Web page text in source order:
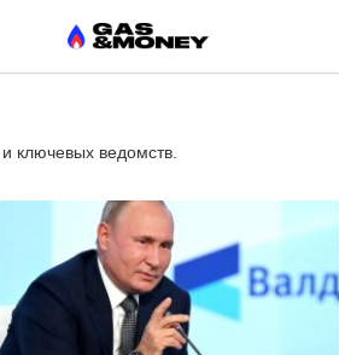
ключевых ведомств.